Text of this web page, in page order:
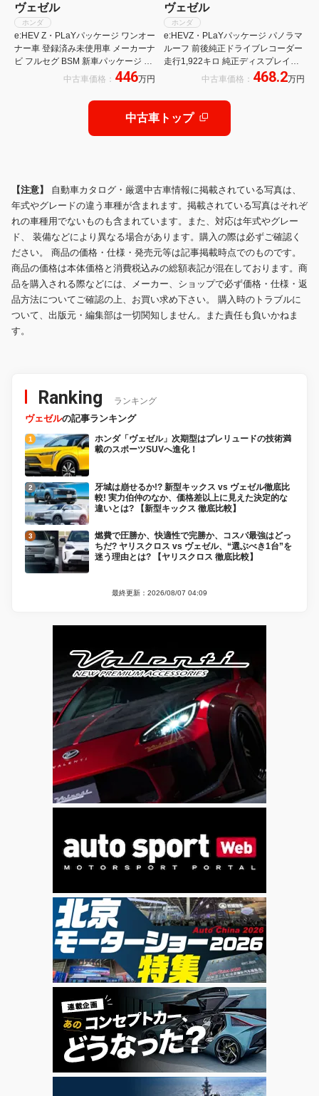
ヴェゼル
ホンダ
e:HEV Z・PLaYパッケージ ワンオー
ナー車 登録済み未使用車 メーカーナ
ビ フルセグ BSM 新車パッケージ 内
装グレージュ パワーバックドア パノ
ザーシート 新車取説 保証書 スペア
中古車価格： 446万円
ヴェゼル
ホンダ
e:HEVZ・PLaYパッケージ パノラマ
ルーフ 前後純正ドライブレコーダー
走行1,922キロ 純正ディスプレイオ
ーディオ メモリーナビ マルチビュー
ート 純正アルミホイール パノラマモ
ニター
中古車価格： 468.2万円
中古車トップ
【注意】 自動車カタログ・厳選中古車情報に掲載されている写真は、
年式やグレードの違う車種が含まれます。掲載されている写真はそれぞ
れの車種用でないものも含まれています。また、対応は年式やグレー
ド、 装備などにより異なる場合があります。購入の際は必ずご確認く
ださい。 商品の価格・仕様・発売元等は記事掲載時点でのものです。
商品の価格は本体価格と消費税込みの総額表記が混在しております。商
品を購入される際などには、メーカー、ショップで必ず価格・仕様・返
品方法についてご確認の上、お買い求め下さい。 購入時のトラブルに
ついて、出版元・編集部は一切関知しません。また責任も負いかねま
す。
Ranking ランキング
ヴェゼルの記事ランキング
ホンダ「ヴェゼル」次期型はプレリュードの技術満
載のスポーツSUVへ進化！
牙城は崩せるか!? 新型キックス vs ヴェゼル徹底比
較! 実力伯仲のなか、価格差以上に見えた決定的な
違いとは? 【新型キックス 徹底比較】
燃費で圧勝か、快適性で完勝か、コスパ最強はどっ
ちだ? ヤリスクロス vs ヴェゼル、“選ぶべき1台”を
迷う理由とは? 【ヤリスクロス 徹底比較】
最終更新：2026/08/07 04:09